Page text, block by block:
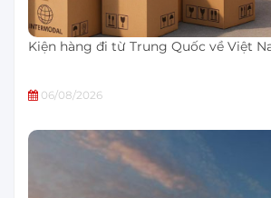
Kiện hàng đi từ Trung Quốc về Việt
06/08/2026